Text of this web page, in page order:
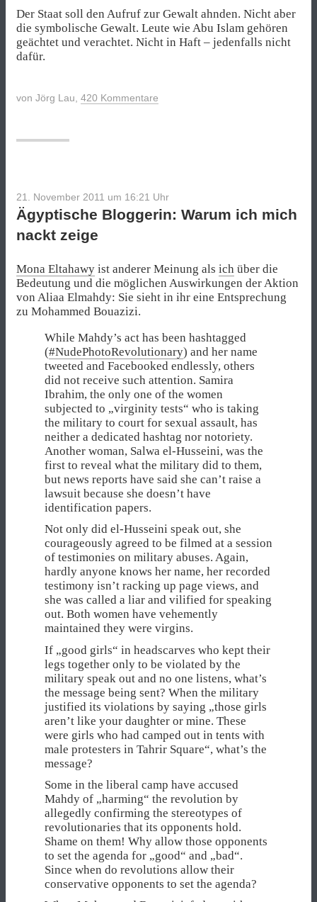
Der Staat soll den Aufruf zur Gewalt ahnden. Nicht aber
die symbolische Gewalt. Leute wie Abu Islam gehören
geächtet und verachtet. Nicht in Haft – jedenfalls nicht
dafür.
von Jörg Lau, 420 Kommentare
21. November 2011 um 16:21 Uhr
Ägyptische Bloggerin: Warum ich mich
nackt zeige
Mona Eltahawy ist anderer Meinung als ich über die
Bedeutung und die möglichen Auswirkungen der Aktion
von Aliaa Elmahdy: Sie sieht in ihr eine Entsprechung
zu Mohammed Bouazizi.
While Mahdy’s act has been hashtagged
(#NudePhotoRevolutionary) and her name
tweeted and Facebooked endlessly, others
did not receive such attention. Samira
Ibrahim, the only one of the women
subjected to „virginity tests“ who is taking
the military to court for sexual assault, has
neither a dedicated hashtag nor notoriety.
Another woman, Salwa el-Husseini, was the
first to reveal what the military did to them,
but news reports have said she can’t raise a
lawsuit because she doesn’t have
identification papers.
Not only did el-Husseini speak out, she
courageously agreed to be filmed at a session
of testimonies on military abuses. Again,
hardly anyone knows her name, her recorded
testimony isn’t racking up page views, and
she was called a liar and vilified for speaking
out. Both women have vehemently
maintained they were virgins.
If „good girls“ in headscarves who kept their
legs together only to be violated by the
military speak out and no one listens, what’s
the message being sent? When the military
justified its violations by saying „those girls
aren’t like your daughter or mine. These
were girls who had camped out in tents with
male protesters in Tahrir Square“, what’s the
message?
Some in the liberal camp have accused
Mahdy of „harming“ the revolution by
allegedly confirming the stereotypes of
revolutionaries that its opponents hold.
Shame on them! Why allow those opponents
to set the agenda for „good“ and „bad“.
Since when do revolutions allow their
conservative opponents to set the agenda?